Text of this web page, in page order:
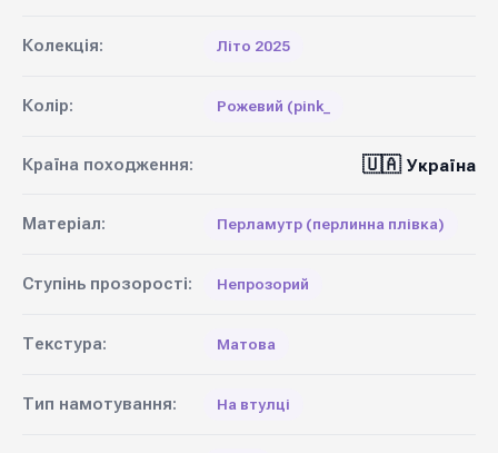
Колекція: Літо 2025
Колір: Рожевий (pink_
Країна походження: 🇺🇦 Україна
Матеріал: Перламутр (перлинна плівка)
Ступінь прозорості: Непрозорий
Текстура: Матова
Тип намотування: На втулці